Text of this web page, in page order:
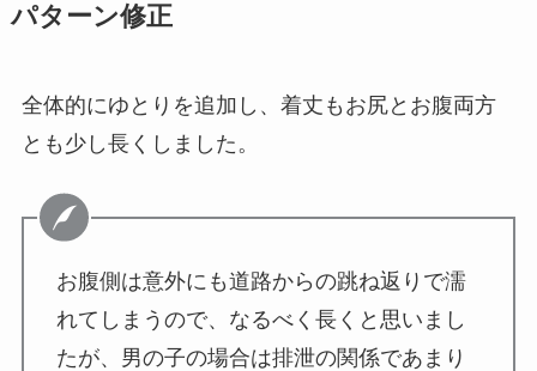
パターン修正
全体的にゆとりを追加し、着丈もお尻とお腹両方
とも少し長くしました。
お腹側は意外にも道路からの跳ね返りで濡
れてしまうので、なるべく長くと思いまし
たが、男の子の場合は排泄の関係であまり